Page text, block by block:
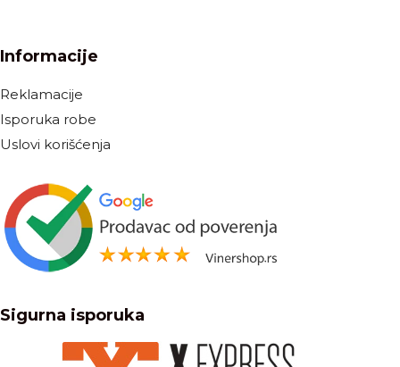
Informacije
Reklamacije
Isporuka robe
Uslovi korišćenja
Sigurna isporuka